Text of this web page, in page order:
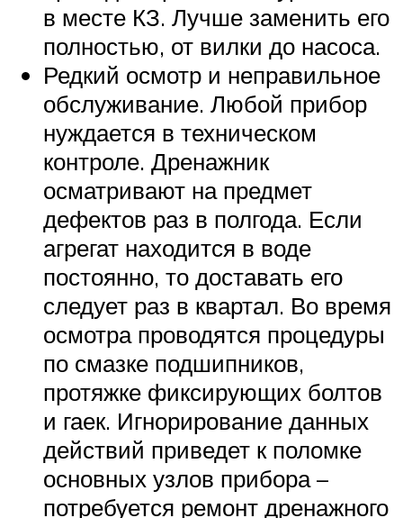
в месте КЗ. Лучше заменить его
полностью, от вилки до насоса.
Редкий осмотр и неправильное
обслуживание. Любой прибор
нуждается в техническом
контроле. Дренажник
осматривают на предмет
дефектов раз в полгода. Если
агрегат находится в воде
постоянно, то доставать его
следует раз в квартал. Во время
осмотра проводятся процедуры
по смазке подшипников,
протяжке фиксирующих болтов
и гаек. Игнорирование данных
действий приведет к поломке
основных узлов прибора –
потребуется ремонт дренажного